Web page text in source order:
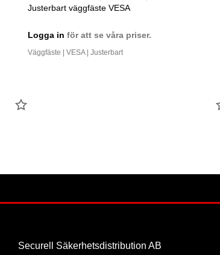
Justerbart väggfäste VESA
Logga in för att se våra priser.
Väggfäste | VESA | Justerbart
Securell Säkerhetsdistribution AB